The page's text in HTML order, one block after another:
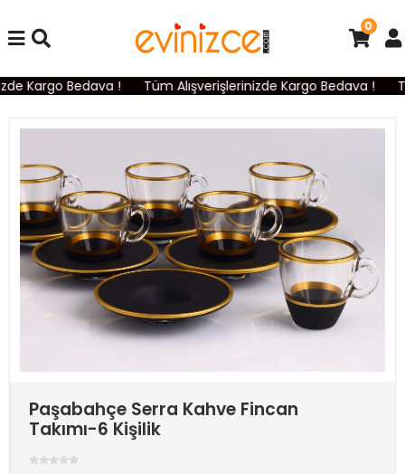
Kargo Bedava ! Tüm Alışverişlerinizde Kargo Bedava !
0
Paşabahçe Serra Kahve Fincan
Takımı-6 Kişilik